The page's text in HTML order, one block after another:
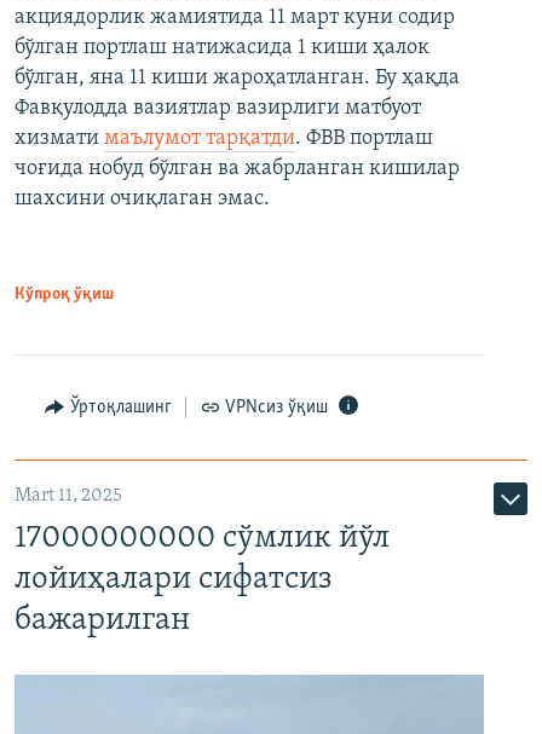
акциядорлик жамиятида 11 март куни содир
бўлган портлаш натижасида 1 киши ҳалок
бўлган, яна 11 киши жароҳатланган. Бу ҳақда
Фавқулодда вазиятлар вазирлиги матбуот
хизмати маълумот тарқатди. ФВВ портлаш
чоғида нобуд бўлган ва жабрланган кишилар
шахсини очиқлаган эмас.
Кўпроқ ўқиш
Ўртоқлашинг VPNсиз ўқиш
Mart 11, 2025
17000000000 сўмлик йўл
лойиҳалари сифатсиз
бажарилган